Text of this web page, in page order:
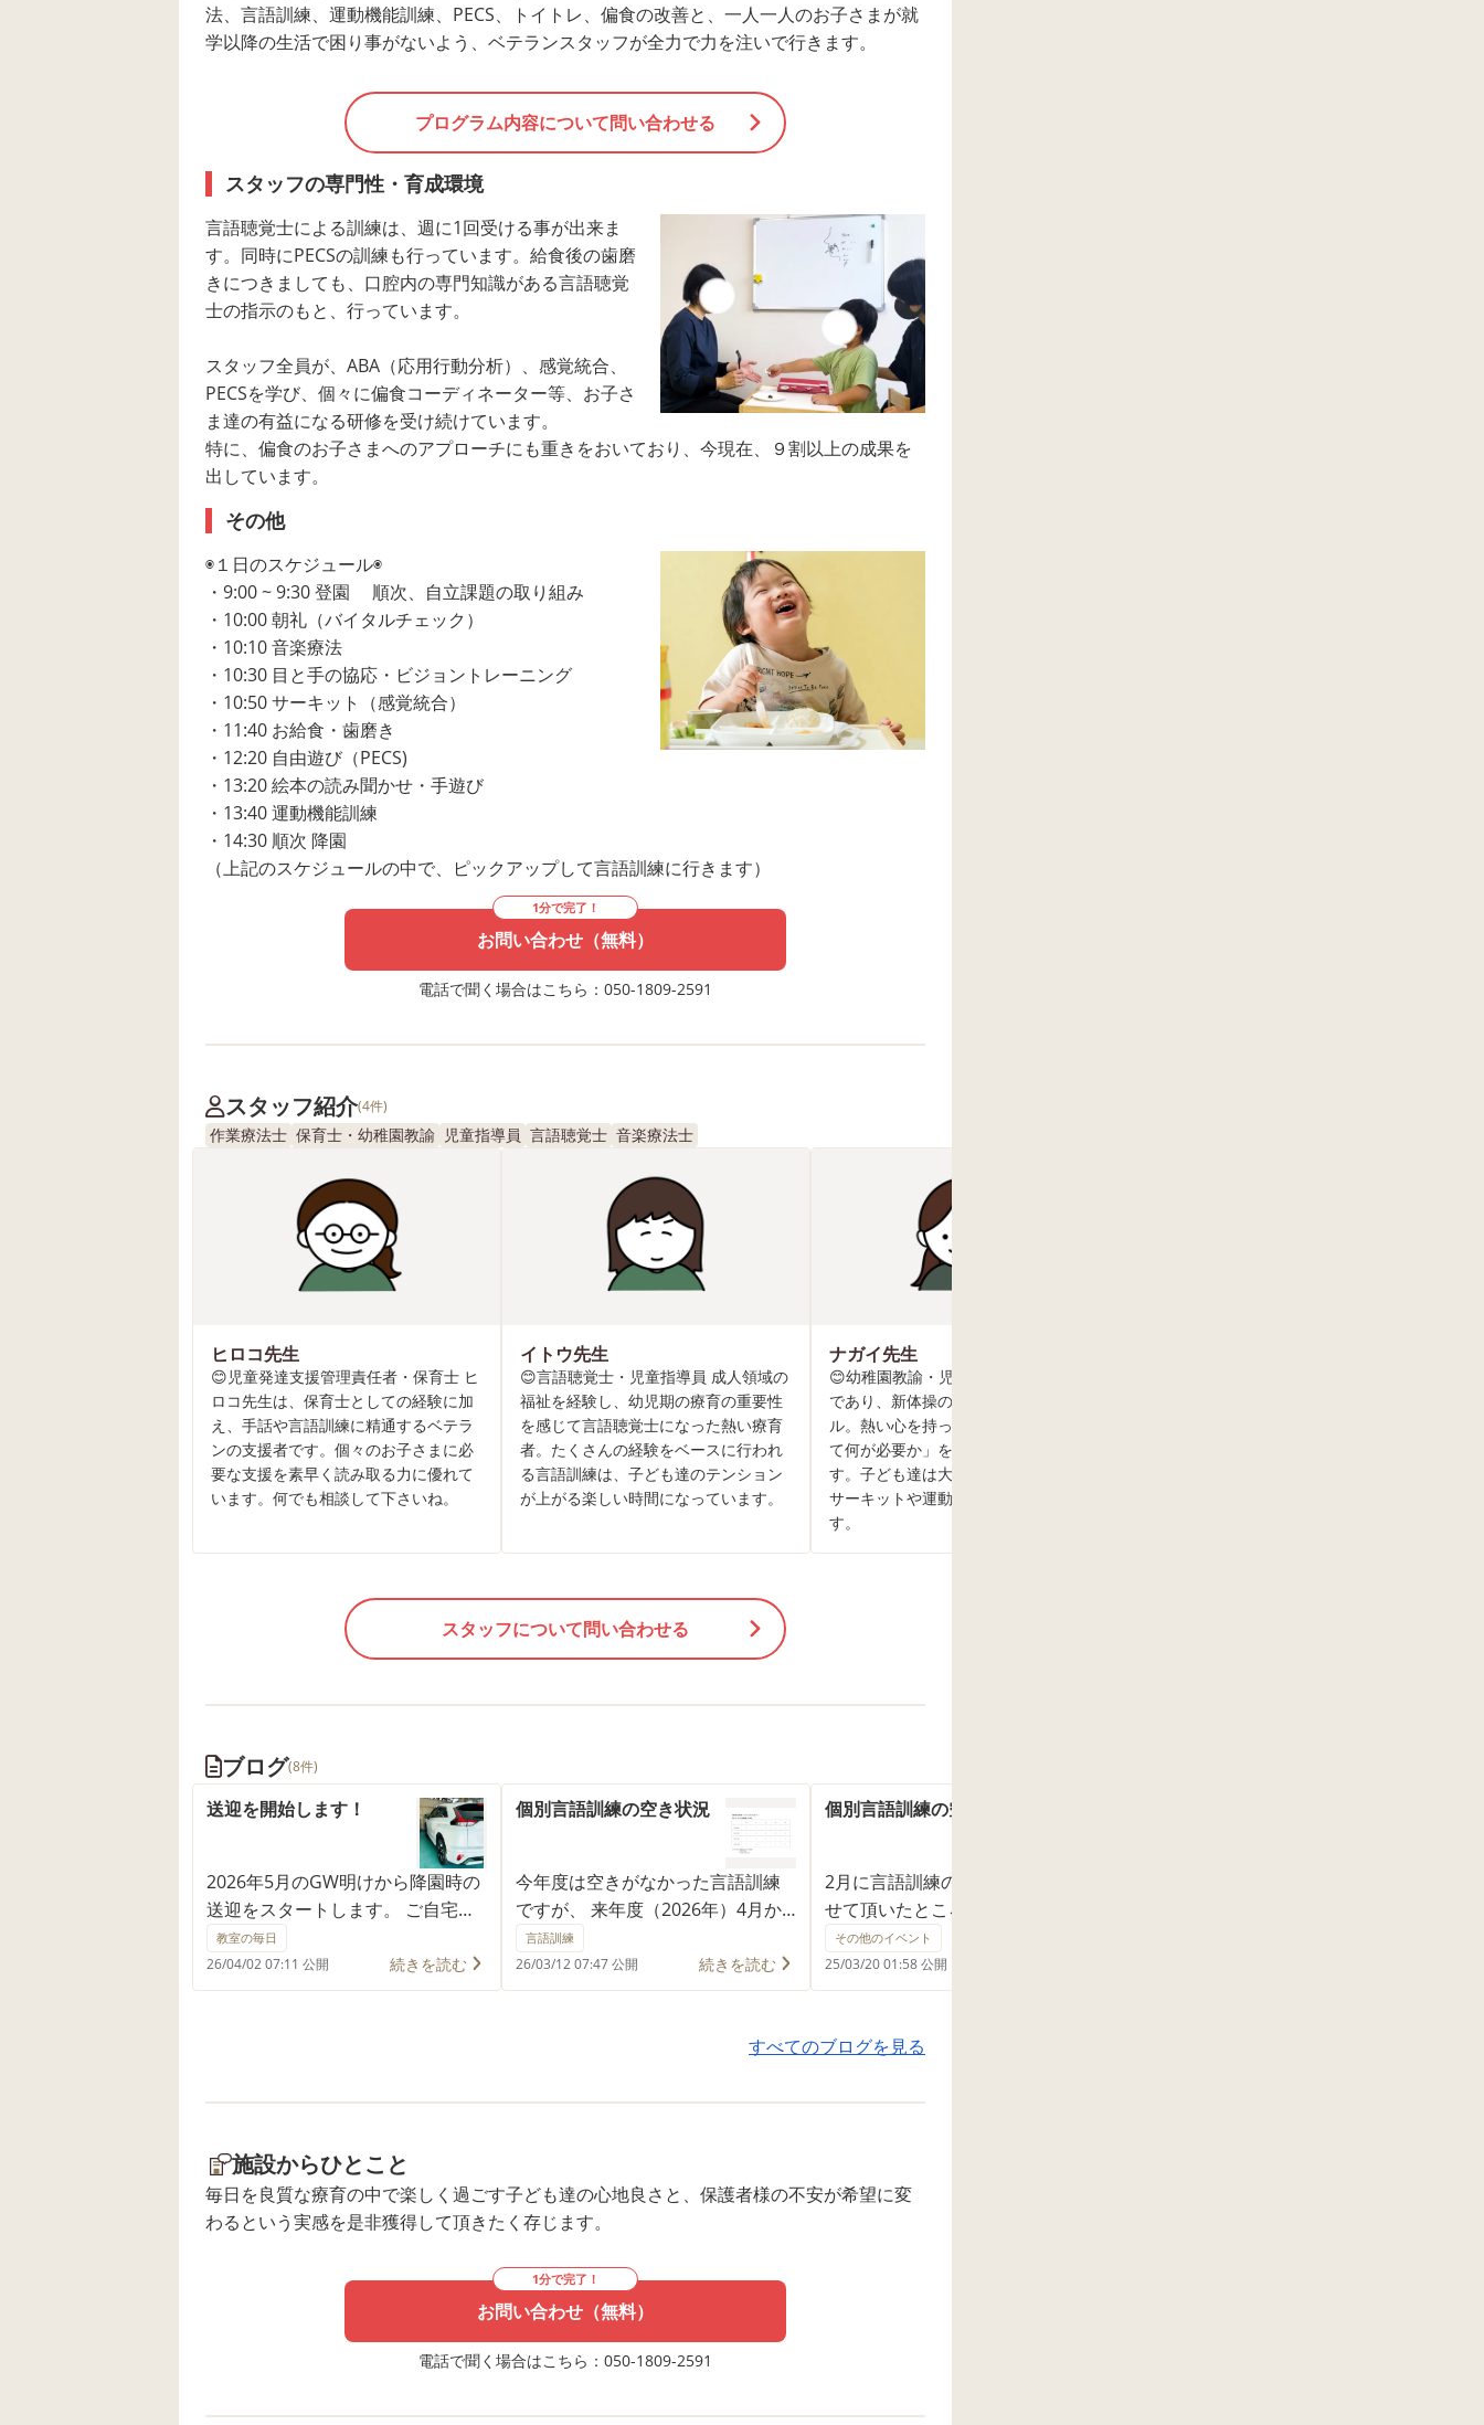
法、言語訓練、運動機能訓練、PECS、トイトレ、偏食の改善と、一人一人のお子さまが就
学以降の生活で困り事がないよう、ベテランスタッフが全力で力を注いで行きます。
プログラム内容について問い合わせる
スタッフの専門性・育成環境
言語聴覚士による訓練は、週に1回受ける事が出来ま
す。同時にPECSの訓練も行っています。給食後の歯磨
きにつきましても、口腔内の専門知識がある言語聴覚
士の指示のもと、行っています。
スタッフ全員が、ABA（応用行動分析）、感覚統合、
PECSを学び、個々に偏食コーディネーター等、お子さ
ま達の有益になる研修を受け続けています。
特に、偏食のお子さまへのアプローチにも重きをおいており、今現在、９割以上の成果を
出しています。
その他
◉１日のスケジュール◉
・9:00 ~ 9:30 登園 順次、自立課題の取り組み
・10:00 朝礼（バイタルチェック）
・10:10 音楽療法
・10:30 目と手の協応・ビジョントレーニング
・10:50 サーキット（感覚統合）
・11:40 お給食・歯磨き
・12:20 自由遊び（PECS)
・13:20 絵本の読み聞かせ・手遊び
・13:40 運動機能訓練
・14:30 順次 降園
（上記のスケジュールの中で、ピックアップして言語訓練に行きます）
1分で完了！
お問い合わせ（無料）
電話で聞く場合はこちら：050-1809-2591
スタッフ紹介(4件)
作業療法士 保育士・幼稚園教諭 児童指導員 言語聴覚士 音楽療法士
ヒロコ先生
😊児童発達支援管理責任者・保育士 ヒ
ロコ先生は、保育士としての経験に加
え、手話や言語訓練に精通するベテラ
ンの支援者です。個々のお子さまに必
要な支援を素早く読み取る力に優れて
います。何でも相談して下さいね。
イトウ先生
😊言語聴覚士・児童指導員 成人領域の
福祉を経験し、幼児期の療育の重要性
を感じて言語聴覚士になった熱い療育
者。たくさんの経験をベースに行われ
る言語訓練は、子ども達のテンション
が上がる楽しい時間になっています。
ナガイ先生
😊幼稚園教諭・児童指導員 幼稚園教諭
であり、新体操のプロフェッショナ
ル。熱い心を持って「子ども達にとっ
て何が必要か」を絶えず追求していま
す。子ども達は大好きな先生と一緒に
サーキットや運動機能を楽しんでいま
す。
スタッフについて問い合わせる
ブログ(8件)
送迎を開始します！
2026年5月のGW明けから降園時の
送迎をスタートします。 ご自宅へ
の送迎はもちろんのこと、保育園
等にも送迎させて頂きますので、
お仕事をされている保護者さまに
教室の毎日
26/04/02 07:11 公開 続きを読む
個別言語訓練の空き状況
今年度は空きがなかった言語訓練
ですが、 来年度（2026年）4月か
ら空きが出来ましたので掲載させ
て頂きます。 一気に埋まってしま
うと思いますので、お早めにお問
言語訓練
26/03/12 07:47 公開 続きを読む
個別言語訓練の空き状況
2月に言語訓練の空き状況を掲載さ
せて頂いたところ、たくさんのお
問い合わせをいただき有り難うご
ざいました。 現在、火・水・金の
一枠ずつの空きになっておりま
時間枠で調整可能な場合もござい
その他のイベント
25/03/20 01:58 公開
すべてのブログを見る
施設からひとこと
毎日を良質な療育の中で楽しく過ごす子ども達の心地良さと、保護者様の不安が希望に変
わるという実感を是非獲得して頂きたく存じます。
1分で完了！
お問い合わせ（無料）
電話で聞く場合はこちら：050-1809-2591